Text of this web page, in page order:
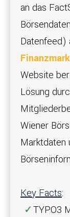
an das
Datenfeed)
Website
Lösung
Wiener
Marktdaten
Key Facts:
TYPO3